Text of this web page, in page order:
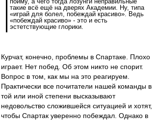
такие всё ещё на дверях Академии. Ну, типа
«играй для болел, побеждай красиво». Ведь
«побеждай красиво» - это и есть
эстетствующие глорики.
Курчат, конечно, проблемы в Спартаке. Плохо
играет. Нет побед. Об этом никто не спорит.
Вопрос в том, как мы на это реагируем.
Практически все почитатели нашей команды в
той или иной степени высказывают
недовольство сложившейся ситуацией и хотят,
чтобы Спартак уверенно побеждал. Однако в